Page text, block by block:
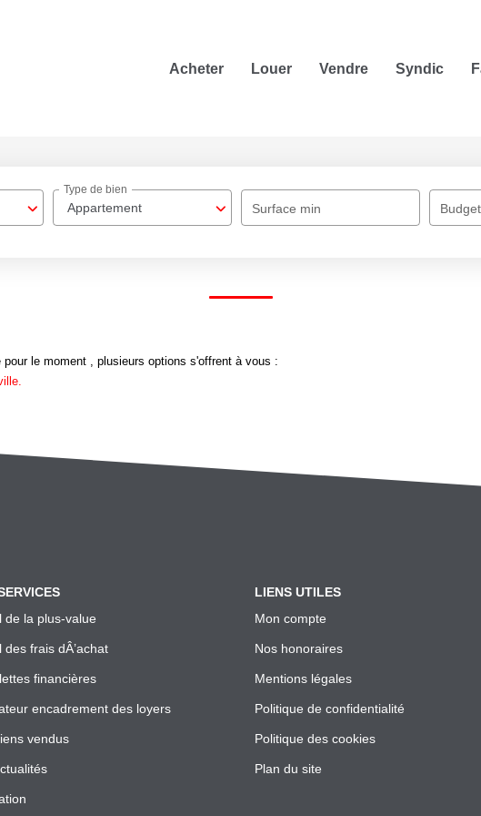
Acheter Louer Vendre Syndic
Appartement
Type de bien
Surface min
le moment , plusieurs options s'offrent à vous :
de la plus-value
des frais dÂ’achat
financières
encadrement des loyers
vendus
LIENS UTILES
Mon compte
Nos honoraires
Mentions légales
Politique de confidentialité
Politique des cookies
Plan du site